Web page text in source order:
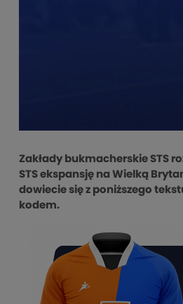
Zakłady bukmacherskie STS
STS ekspansję na Wielką
dowiecie się z poniższego
kodem.